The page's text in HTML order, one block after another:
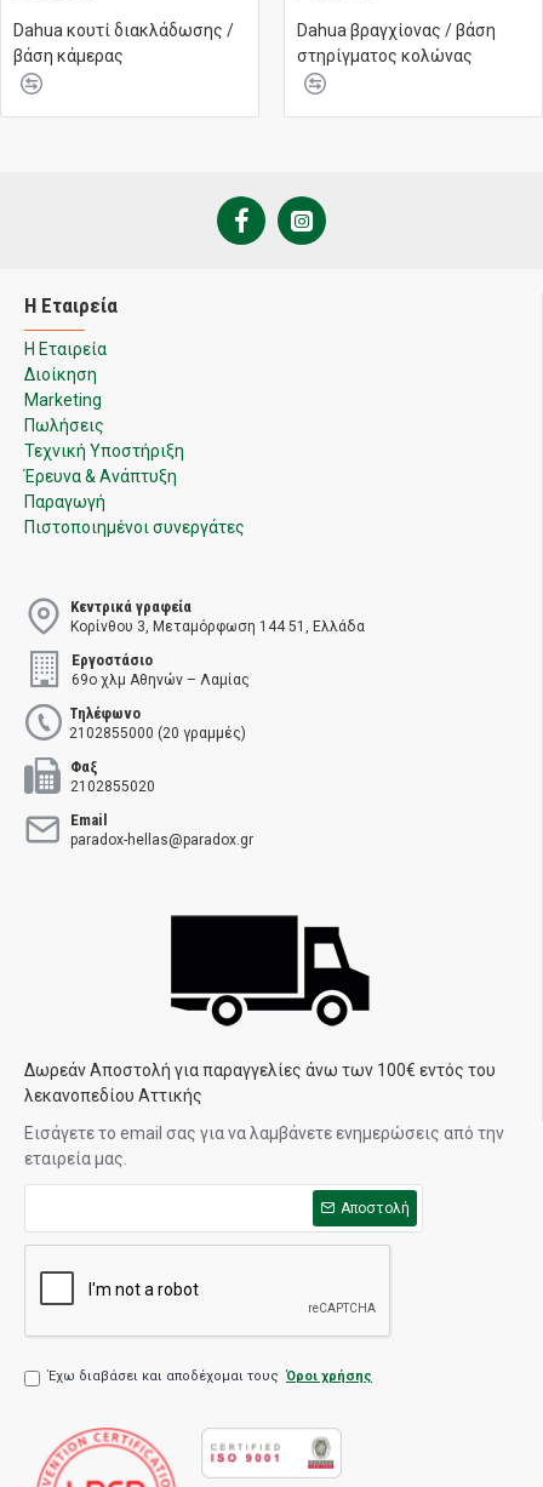
Dahua κουτί διακλάδωσης /
βάση κάμερας
Dahua βραγχίονας / βάση
στηρίγματος κολώνας
Η Εταιρεία
Η Εταιρεία
Διοίκηση
Marketing
Πωλήσεις
Τεχνική Υποστήριξη
Έρευνα & Ανάπτυξη
Παραγωγή
Πιστοποιημένοι συνεργάτες
Κεντρικά γραφεία
Κορίνθου 3, Μεταμόρφωση 144 51, Ελλάδα
Εργοστάσιο
69ο χλμ Αθηνών – Λαμίας
Τηλέφωνο
2102855000 (20 γραμμές)
Φαξ
2102855020
Email
paradox-hellas@paradox.gr
Δωρεάν Αποστολή για παραγγελίες άνω των 100€ εντός του
λεκανοπεδίου Αττικής
Εισάγετε το email σας για να λαμβάνετε ενημερώσεις από την
εταιρεία μας.
Αποστολή
Έχω διαβάσει και αποδέχομαι τους Όροι χρήσης